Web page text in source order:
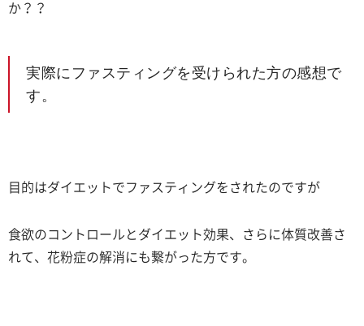
か？？
実際にファスティングを受けられた方の感想で
す。
目的はダイエットでファスティングをされたのですが
食欲のコントロールとダイエット効果、さらに体質改善さ
れて、花粉症の解消にも繋がった方です。